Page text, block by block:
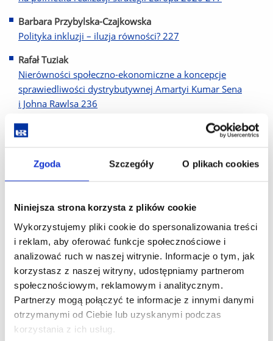
Zgoda Szczegóły O plikach cookies
Niniejsza strona korzysta z plików cookie
Wykorzystujemy pliki cookie do spersonalizowania treści
i reklam, aby oferować funkcje społecznościowe i
analizować ruch w naszej witrynie. Informacje o tym, jak
korzystasz z naszej witryny, udostępniamy partnerom
społecznościowym, reklamowym i analitycznym.
Partnerzy mogą połączyć te informacje z innymi danymi
otrzymanymi od Ciebie lub uzyskanymi podczas
korzystania z ich usług.
Barbara Przybylska-Czajkowska
Polityka inkluzji – iluzja równości? 227
Rafał Tuziak
Nierówności społeczno-ekonomiczne a koncepcje
sprawiedliwości dystrybutywnej Amartyi Kumar Sena
i Johna Rawlsa 236
Jarosław Klebaniuk
Psychologiczne uwarunkowania postaw studentów
ekonomii wobec redystrybucji 247
Тамара Ткач
Aktywne formy przeciwdziałania wykluczeniu społecznemu
273
Marcin Szewczyk
Prowzrostowa orientacja polityki wobec Romów w Europie
290
Riccardo Valente